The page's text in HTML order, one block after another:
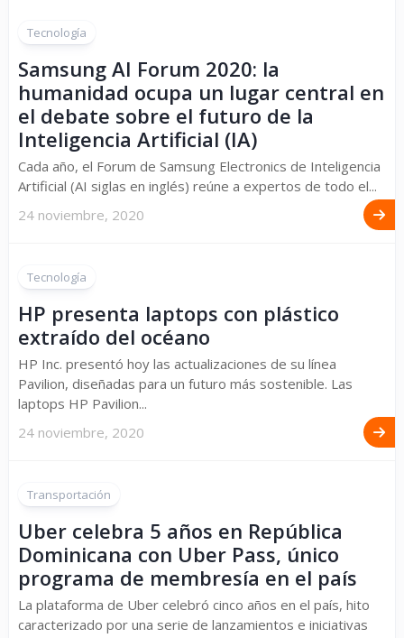
Tecnología
Samsung AI Forum 2020: la
humanidad ocupa un lugar central en
el debate sobre el futuro de la
Inteligencia Artificial (IA)
Cada año, el Forum de Samsung Electronics de Inteligencia
Artificial (AI siglas en inglés) reúne a expertos de todo el...
24 noviembre, 2020
Tecnología
HP presenta laptops con plástico
extraído del océano
HP Inc. presentó hoy las actualizaciones de su línea
Pavilion, diseñadas para un futuro más sostenible. Las
laptops HP Pavilion...
24 noviembre, 2020
Transportación
Uber celebra 5 años en República
Dominicana con Uber Pass, único
programa de membresía en el país
La plataforma de Uber celebró cinco años en el país, hito
caracterizado por una serie de lanzamientos e iniciativas